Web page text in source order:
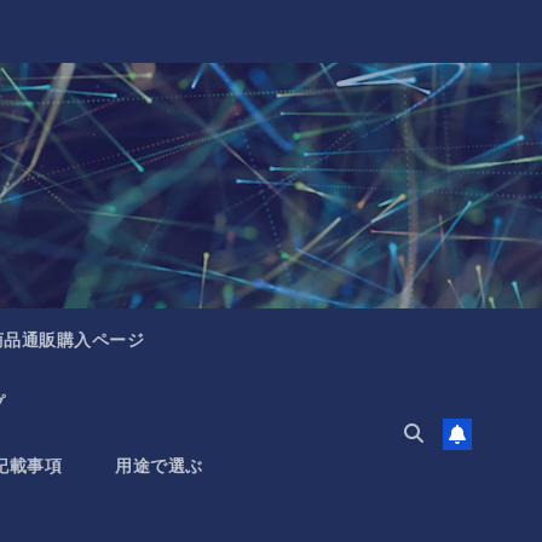
通販購入ページ
載事項 用途で選ぶ